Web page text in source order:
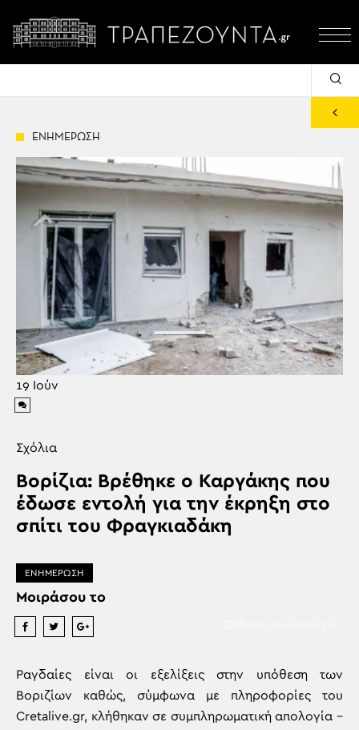
ΕΝΗΜΕΡΩΣΗ
19 Ιούν
Σχόλια
Βορίζια: Βρέθηκε ο Καργάκης που
έδωσε εντολή για την έκρηξη στο
σπίτι του Φραγκιαδάκη
ΕΝΗΜΕΡΩΣΗ
Μοιράσου το
Ραγδαίες είναι οι εξελίξεις στην υπόθεση των
Βοριζίων καθώς, σύμφωνα με πληροφορίες του
Cretalive.gr, κλήθηκαν σε συμπληρωματική απολογία –